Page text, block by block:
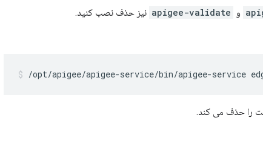
و apigee-validate نیز حذف نصب کنید.
/opt/apigee/apigee-service/bin/apigee-service
را حذف می کند.